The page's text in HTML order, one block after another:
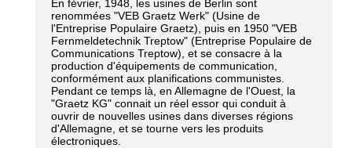
En février, 1948, les usines de Berlin sont
renommées "VEB Graetz Werk" (Usine de
l'Entreprise Populaire Graetz), puis en 1950 "VEB
Fernmeldetechnik Treptow" (Entreprise Populaire de
Communications Treptow), et se consacre à la
production d'équipements de communication,
conformément aux planifications communistes.
Pendant ce temps là, en Allemagne de l'Ouest, la
"Graetz KG" connait un réel essor qui conduit à
ouvrir de nouvelles usines dans diverses régions
d'Allemagne, et se tourne vers les produits
électroniques.